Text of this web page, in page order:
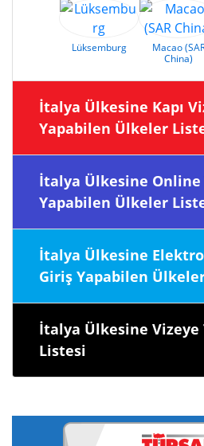
Lüksemburg
Macao
China)
İtalya Ülkesine Kapı Vizesi İle Giriş
Yapabilen Ülkeler
İtalya Ülkesine Online Vize İle Giriş
Yapabilen Ülkeler
İtalya Ülkesine Elektronik Onay İle
Giriş Yapabilen
İtalya Ülkesine Vizeye Tabi Ülkeler
Listesi